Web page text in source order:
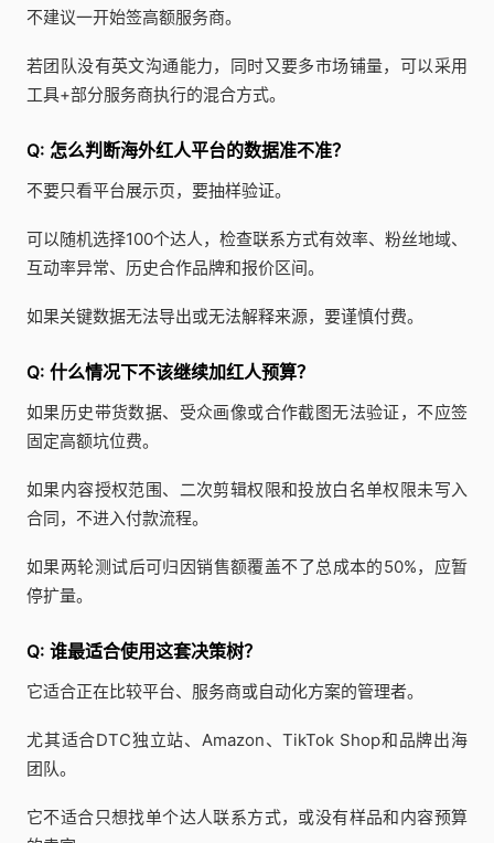
不建议一开始签高额服务商。
若团队没有英文沟通能力，同时又要多市场铺量，可以采用
工具+部分服务商执行的混合方式。
Q: 怎么判断海外红人平台的数据准不准？
不要只看平台展示页，要抽样验证。
可以随机选择100个达人，检查联系方式有效率、粉丝地域、
互动率异常、历史合作品牌和报价区间。
如果关键数据无法导出或无法解释来源，要谨慎付费。
Q: 什么情况下不该继续加红人预算？
如果历史带货数据、受众画像或合作截图无法验证，不应签
固定高额坑位费。
如果内容授权范围、二次剪辑权限和投放白名单权限未写入
合同，不进入付款流程。
如果两轮测试后可归因销售额覆盖不了总成本的50%，应暂
停扩量。
Q: 谁最适合使用这套决策树？
它适合正在比较平台、服务商或自动化方案的管理者。
尤其适合DTC独立站、Amazon、TikTok Shop和品牌出海
团队。
它不适合只想找单个达人联系方式，或没有样品和内容预算